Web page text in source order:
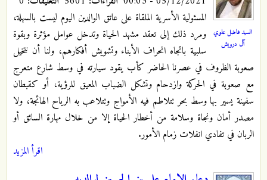
السيد فاضل علوي
آل درويش
المسئولية الأسرية الملقاة على عاتق الوالدين اليوم ليست بالسهلة،
ومرد ذلك إلى تعقد مشهد الحياة وتدخل عوامل مؤثرة وبقوة
سلبية باتجاه انحراف الأبناء وتشويش أفكارهم، ولنا أن نتخيل
صعوبة الظروف في عصرنا الحاضر كأب يقود سيارته في وسط شارع متعرج
مع صعوبة في الحركة وازدحام وتشكل الضباب المعيق للرؤية، أو كقبطان
سفينة يسير بها وسط بحر تتلاطم فيه الأمواج وتتلاعب به الرياح الهائجة، ولا
مصدر أمان ونجاة وسلامة من أخطار الحياة إلا من خلال مهارة السائق أو
الربان في تفادي انفلات زمام الأمور.
اقرأ المزيد